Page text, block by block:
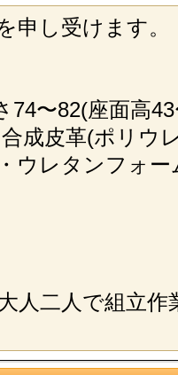
申し受けます。
74〜82(座面高
成皮革(ポリウ
ウレタンフォ
人二人で組立作